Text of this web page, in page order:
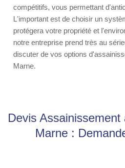
compétitifs, vous permettant
L'important est de choisir un
protégera votre propriété et
notre entreprise prend très au
discuter de vos options
Marne.
Devis
Marne :